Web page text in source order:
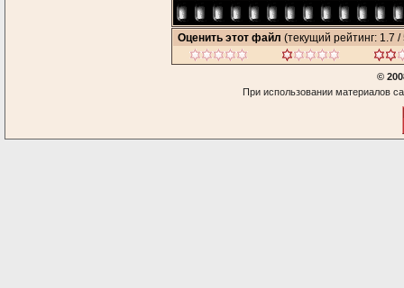
Оценить этот файл (текущий рейтинг: 1.7 /
©
При использовании материалов